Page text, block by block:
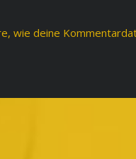
wie deine